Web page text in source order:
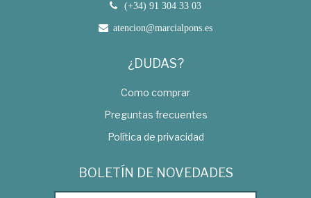
(+34) 91 304 33 03
atencion@marcialpons.es
¿DUDAS?
Como comprar
Preguntas frecuentes
Política de privacidad
BOLETÍN DE NOVEDADES